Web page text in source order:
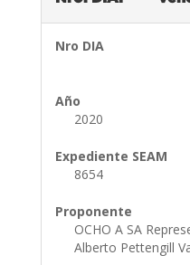
Nro DIA
Año
2020
Expediente SEAM
8654
Proponente
OCHO A SA
Alberto Pettengill